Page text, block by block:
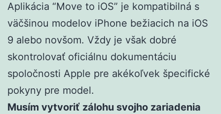
Aplikácia “Move to iOS” je kompatibilná s
väčšinou modelov iPhone bežiacich na iOS
9 alebo novšom. Vždy je však dobré
skontrolovať oficiálnu dokumentáciu
spoločnosti Apple pre akékoľvek špecifické
pokyny pre model.
Musím vytvoriť zálohu svojho zariadenia